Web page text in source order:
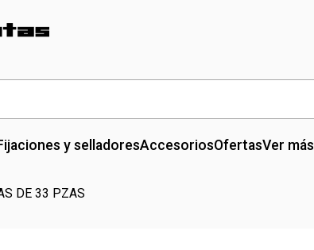
y selladoresAccesoriosOfertasVer más
DE 33 PZAS